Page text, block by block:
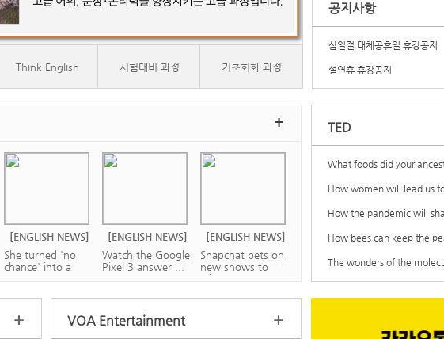
Think English 시험대비 과정 기초회화 과정
공지사항
삼일절 대체공휴일 휴강공지
설연휴 휴강공지
+
[ENGLISH NEWS]
She turned 'no
chance' into a
[ENGLISH NEWS]
Watch the Google
Pixel 3 answer ...
[ENGLISH NEWS]
Snapchat bets on
new shows to
wi...
+ VOA Entertainment +
TED
What foods did your
How women will lead us to
How the pandemic will
How bees can keep the
The wonders of the